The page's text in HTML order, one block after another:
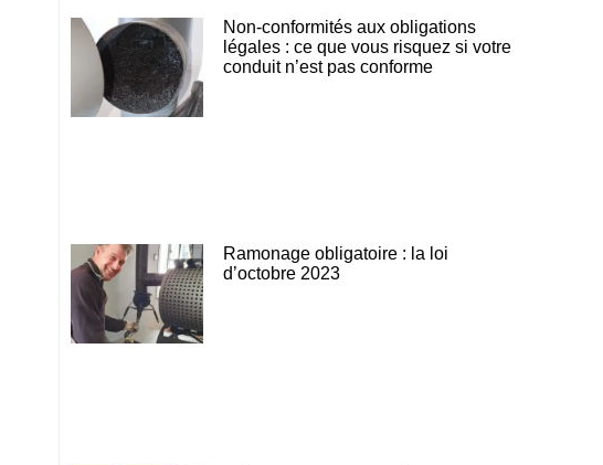
Non-conformités aux obligations
légales : ce que vous risquez si votre
conduit n’est pas conforme
Ramonage obligatoire : la loi
d’octobre 2023